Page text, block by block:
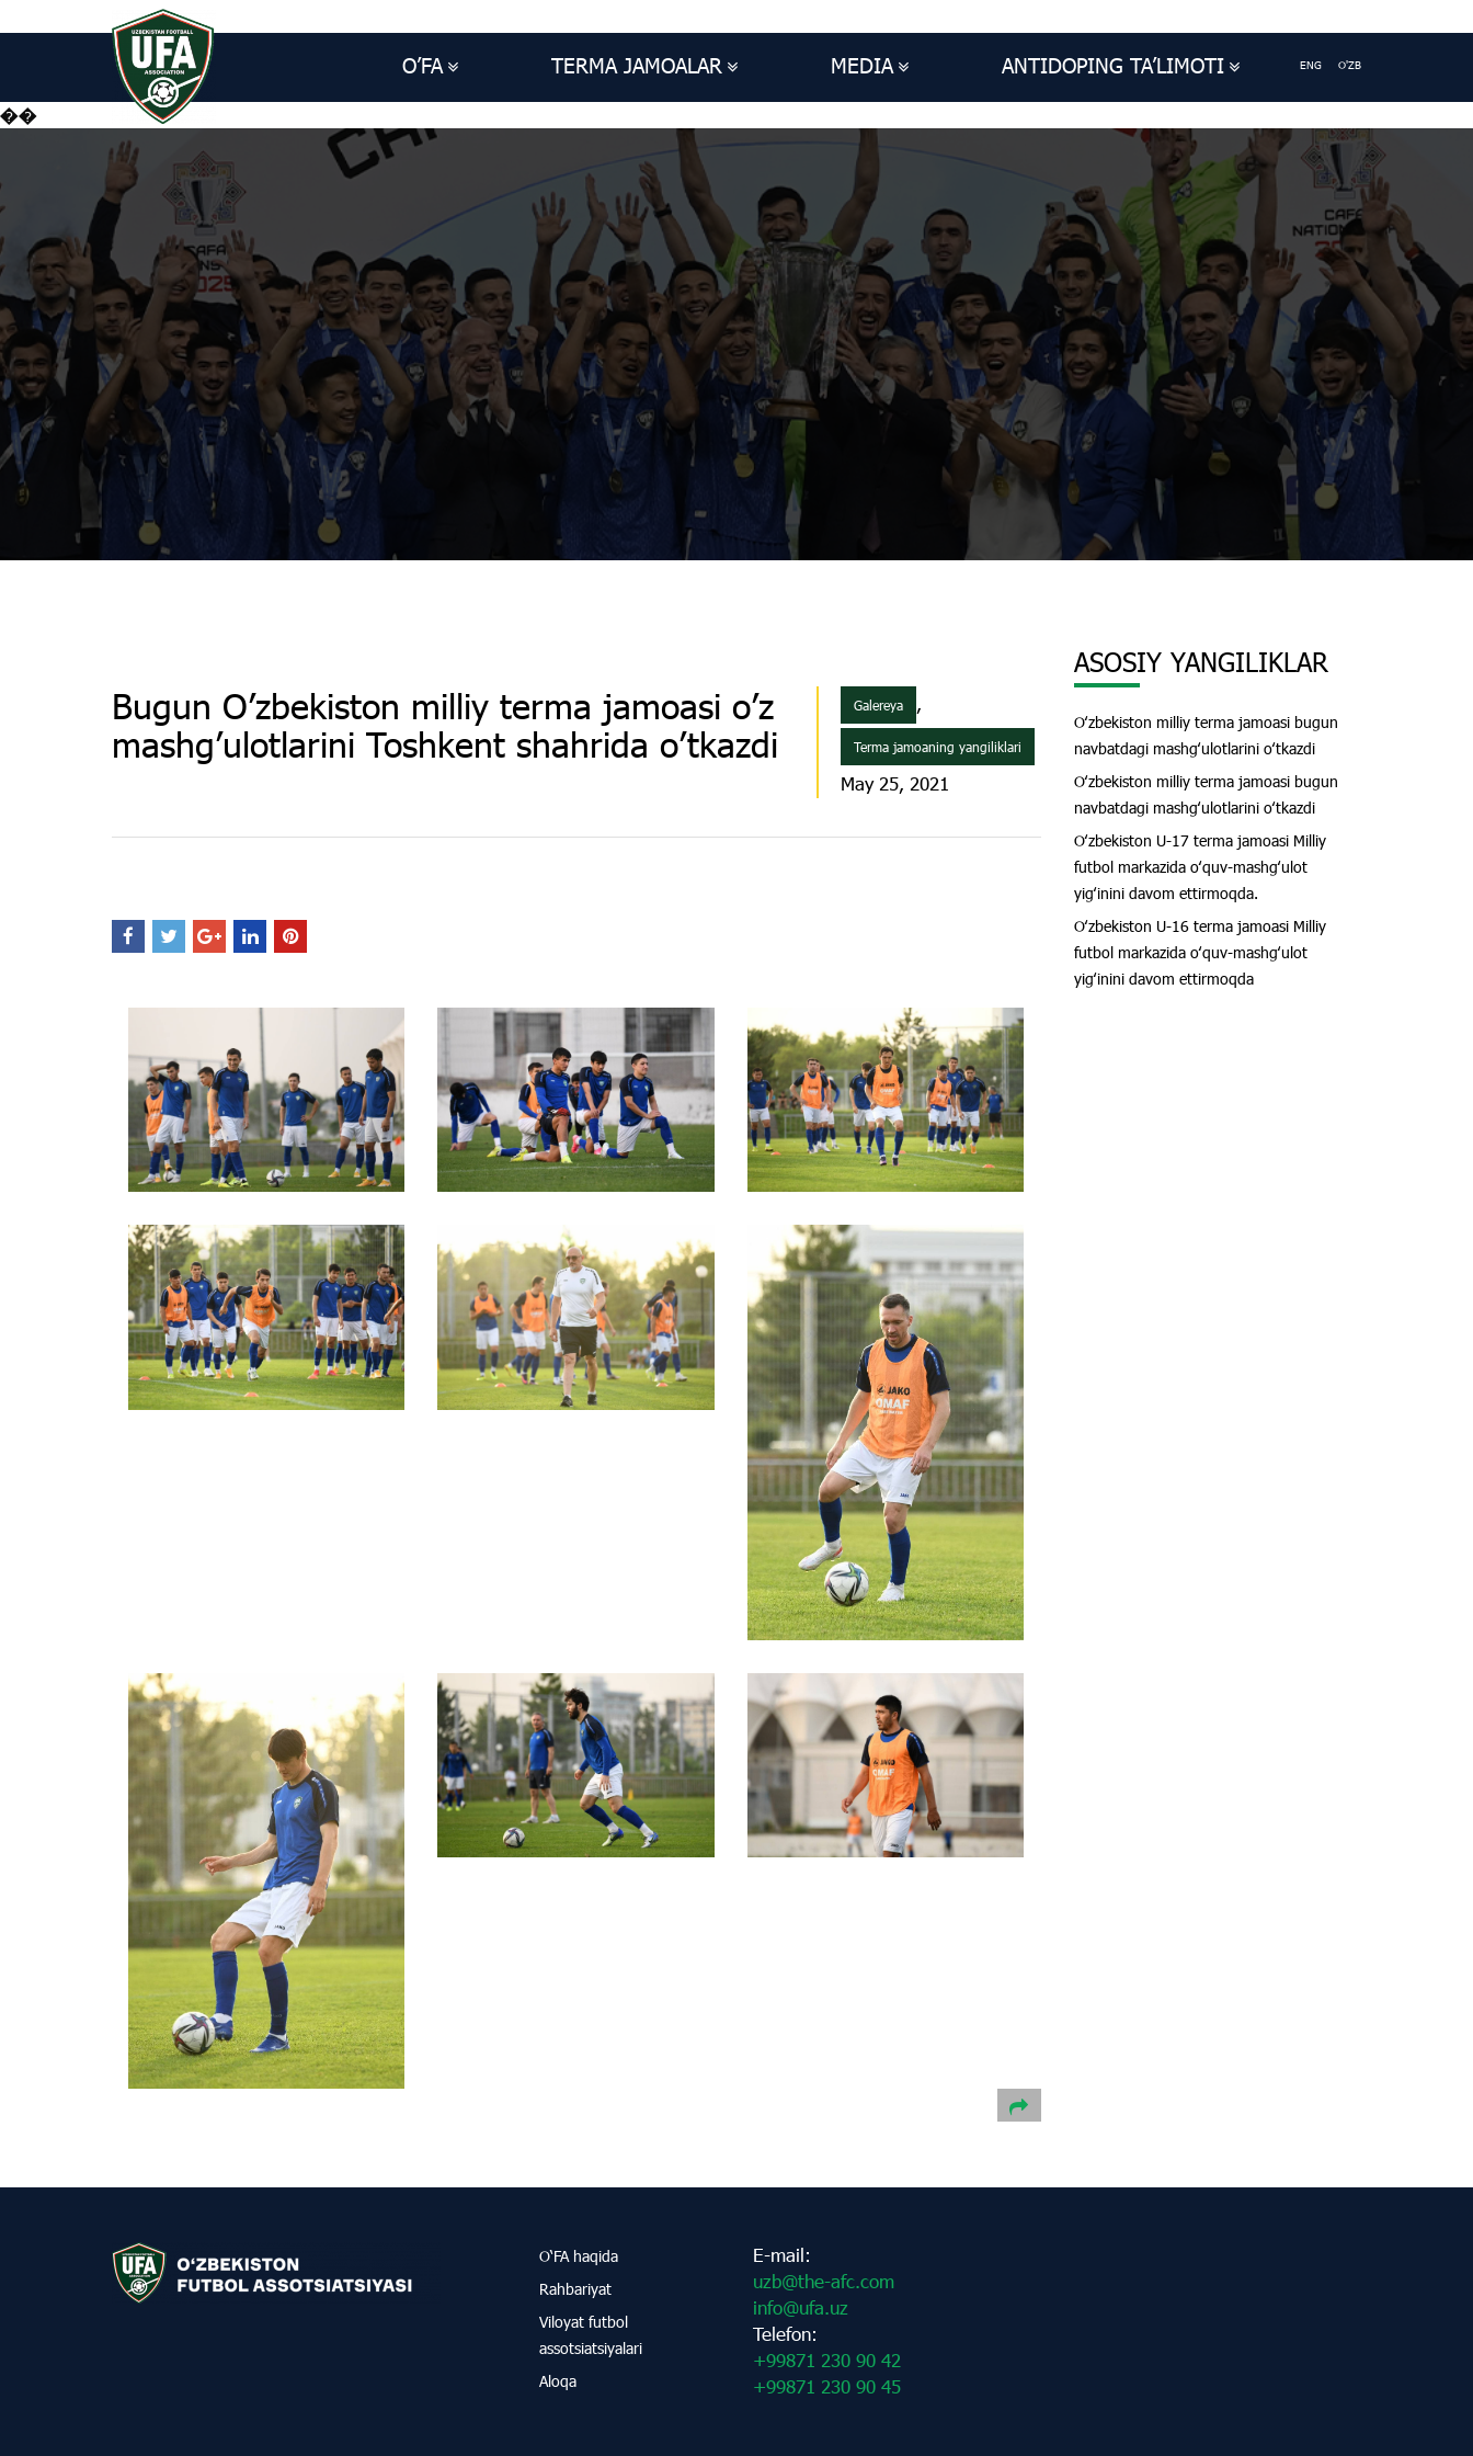
O’FA TERMA JAMOALAR MEDIA ANTIDOPING TA’LIMOTI ENG O'ZB
��
Bugun O’zbekiston milliy terma jamoasi o’z
mashg’ulotlarini Toshkent shahrida o’tkazdi
Galereya ,
Terma jamoaning yangiliklari
May 25, 2021
ASOSIY YANGILIKLAR
Oʻzbekiston milliy terma jamoasi bugun
navbatdagi mashgʻulotlarini oʻtkazdi
Oʻzbekiston milliy terma jamoasi bugun
navbatdagi mashgʻulotlarini oʻtkazdi
Oʻzbekiston U-17 terma jamoasi Milliy
futbol markazida oʻquv-mashgʻulot
yigʻinini davom ettirmoqda.
Oʻzbekiston U-16 terma jamoasi Milliy
futbol markazida oʻquv-mashgʻulot
yigʻinini davom ettirmoqda
O‘FA haqida
Rahbariyat
Viloyat futbol
assotsiatsiyalari
Aloqa
E-mail:
uzb@the-afc.com
info@ufa.uz
Telefon:
+99871 230 90 42
+99871 230 90 45